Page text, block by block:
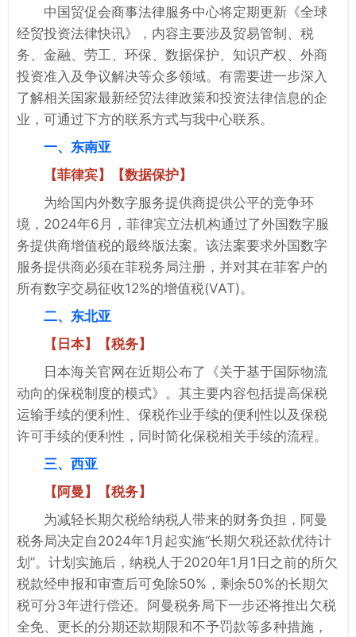
中国贸促会商事法律服务中心将定期更新《全球
经贸投资法律快讯》，内容主要涉及贸易管制、税
务、金融、劳工、环保、数据保护、知识产权、外商
投资准入及争议解决等众多领域。有需要进一步深入
了解相关国家最新经贸法律政策和投资法律信息的企
业，可通过下方的联系方式与我中心联系。
一、东南亚
【菲律宾】【数据保护】
为给国内外数字服务提供商提供公平的竞争环
境，2024年6月，菲律宾立法机构通过了外国数字服
务提供商增值税的最终版法案。该法案要求外国数字
服务提供商必须在菲税务局注册，并对其在菲客户的
所有数字交易征收12%的增值税(VAT)。
二、东北亚
【日本】【税务】
日本海关官网在近期公布了《关于基于国际物流
动向的保税制度的模式》。其主要内容包括提高保税
运输手续的便利性、保税作业手续的便利性以及保税
许可手续的便利性，同时简化保税相关手续的流程。
三、西亚
【阿曼】【税务】
为减轻长期欠税给纳税人带来的财务负担，阿曼
税务局决定自2024年1月起实施“长期欠税还款优待计
划”。计划实施后，纳税人于2020年1月1日之前的所欠
税款经申报和审查后可免除50%，剩余50%的长期欠
税可分3年进行偿还。阿曼税务局下一步还将推出欠税
全免、更长的分期还款期限和不予罚款等多种措施，